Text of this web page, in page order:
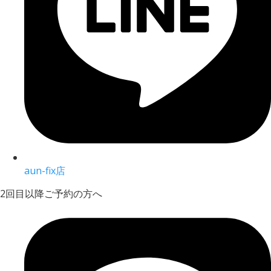
aun-fix店
2回目以降ご予約の方へ